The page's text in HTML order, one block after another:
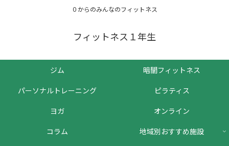
０からのみんなのフィットネス
フィットネス１年生
ジム
暗闇フィットネス
パーソナルトレーニング
ピラティス
ヨガ
オンライン
コラム
地域別おすすめ施設